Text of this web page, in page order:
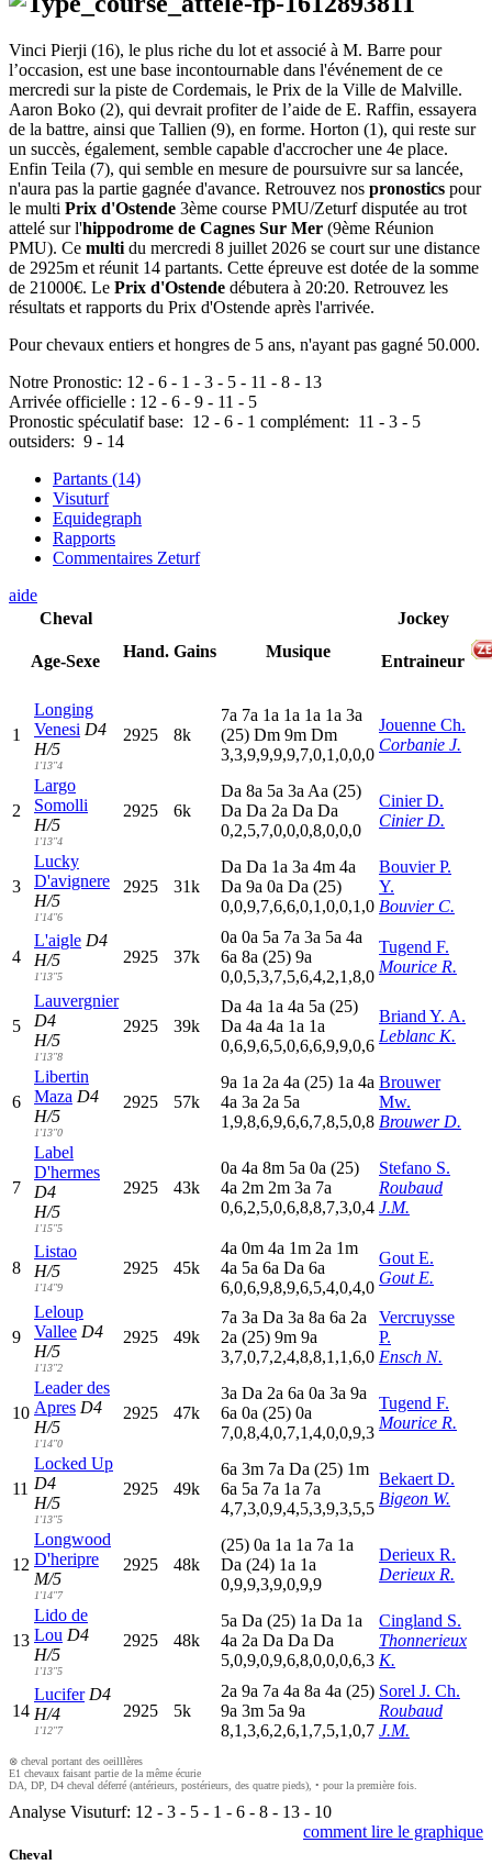
Vinci Pierji (16), le plus riche du lot et associé à M. Barre pour
l’occasion, est une base incontournable dans l'événement de ce
mercredi sur la piste de Cordemais, le Prix de la Ville de Malville.
Aaron Boko (2), qui devrait profiter de l’aide de E. Raffin, essayera
de la battre, ainsi que Tallien (9), en forme. Horton (1), qui reste sur
un succès, également, semble capable d'accrocher une 4e place.
Enfin Teila (7), qui semble en mesure de poursuivre sur sa lancée,
n'aura pas la partie gagnée d'avance. Retrouvez nos pronostics pour
le multi Prix d'Ostende 3ème course PMU/Zeturf disputée au trot
attelé sur l'hippodrome de Cagnes Sur Mer (9ème Réunion
PMU). Ce multi du mercredi 8 juillet 2026 se court sur une distance
de 2925m et réunit 14 partants. Cette épreuve est dotée de la somme
de 21000€. Le Prix d'Ostende débutera à 20:20. Retrouvez les
résultats et rapports du Prix d'Ostende après l'arrivée.
Pour chevaux entiers et hongres de 5 ans, n'ayant pas gagné 50.000.
Notre Pronostic: 12 - 6 - 1 - 3 - 5 - 11 - 8 - 13
Arrivée officielle : 12 - 6 - 9 - 11 - 5
Pronostic spéculatif base: 12 - 6 - 1 complément: 11 - 3 - 5
outsiders: 9 - 14
Partants (14)
Visuturf
Equidegraph
Rapports
Commentaires Zeturf
aide
Cheval
Age-Sexe
Hand. Gains Musique
Jockey
Entraineur
1
Longing
Venesi D4
H/5
1'13"4
2925 8k
7a 7a 1a 1a 1a 1a 3a
(25) Dm 9m Dm
3,3,9,9,9,9,7,0,1,0,0,0
Jouenne Ch.
Corbanie J.
2
Largo
Somolli
H/5
1'13"4
2925 6k
Da 8a 5a 3a Aa (25)
Da Da 2a Da Da
0,2,5,7,0,0,0,8,0,0,0
Cinier D.
Cinier D.
3
Lucky
D'avignere
H/5
1'14"6
2925 31k
Da Da 1a 3a 4m 4a
Da 9a 0a Da (25)
0,0,9,7,6,6,0,1,0,0,1,0
Bouvier P.
Y.
Bouvier C.
4
L'aigle D4
H/5
1'13"5
2925 37k
0a 0a 5a 7a 3a 5a 4a
6a 8a (25) 9a
0,0,5,3,7,5,6,4,2,1,8,0
Tugend F.
Mourice R.
5
Lauvergnier
D4
H/5
1'13"8
2925 39k
Da 4a 1a 4a 5a (25)
Da 4a 4a 1a 1a
0,6,9,6,5,0,6,6,9,9,0,6
Briand Y. A.
Leblanc K.
6
Libertin
Maza D4
H/5
1'13"0
2925 57k
9a 1a 2a 4a (25) 1a 4a
4a 3a 2a 5a
1,9,8,6,9,6,6,7,8,5,0,8
Brouwer
Mw.
Brouwer D.
7
Label
D'hermes
D4
H/5
1'15"5
2925 43k
0a 4a 8m 5a 0a (25)
4a 2m 2m 3a 7a
0,6,2,5,0,6,8,8,7,3,0,4
Stefano S.
Roubaud
J.M.
8
Listao
H/5
1'14"9
2925 45k
4a 0m 4a 1m 2a 1m
4a 5a 6a Da 6a
6,0,6,9,8,9,6,5,4,0,4,0
Gout E.
Gout E.
9
Leloup
Vallee D4
H/5
1'13"2
2925 49k
7a 3a Da 3a 8a 6a 2a
2a (25) 9m 9a
3,7,0,7,2,4,8,8,1,1,6,0
Vercruysse
P.
Ensch N.
10
Leader des
Apres D4
H/5
1'14"0
2925 47k
3a Da 2a 6a 0a 3a 9a
6a 0a (25) 0a
7,0,8,4,0,7,1,4,0,0,9,3
Tugend F.
Mourice R.
11
Locked Up
D4
H/5
1'13"5
2925 49k
6a 3m 7a Da (25) 1m
6a 5a 7a 1a 7a
4,7,3,0,9,4,5,3,9,3,5,5
Bekaert D.
Bigeon W.
12
Longwood
D'heripre
M/5
1'14"7
2925 48k
(25) 0a 1a 1a 7a 1a
Da (24) 1a 1a
0,9,9,3,9,0,9,9
Derieux R.
Derieux R.
13
Lido de
Lou D4
H/5
1'13"5
2925 48k
5a Da (25) 1a Da 1a
4a 2a Da Da Da
5,0,9,0,9,6,8,0,0,0,6,3
Cingland S.
Thonnerieux
K.
14
Lucifer D4
H/4
1'12"7
2925 5k
2a 9a 7a 4a 8a 4a (25)
9a 3m 5a 9a
8,1,3,6,2,6,1,7,5,1,0,7
Sorel J. Ch.
Roubaud
J.M.
⊗ cheval portant des oeilllères
E1 chevaux faisant partie de la même écurie
DA, DP, D4 cheval déferré (antérieurs, postérieurs, des quatre pieds), • pour la première fois.
Analyse Visuturf: 12 - 3 - 5 - 1 - 6 - 8 - 13 - 10
comment lire le graphique
Cheval